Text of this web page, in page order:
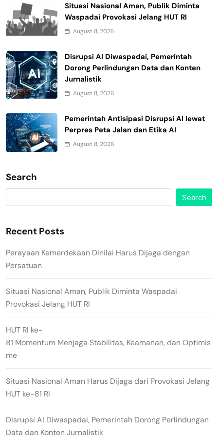
Situasi Nasional Aman, Publik Diminta
Waspadai Provokasi Jelang HUT RI
August 8, 2026
Disrupsi AI Diwaspadai, Pemerintah
Dorong Perlindungan Data dan Konten
Jurnalistik
August 8, 2026
Pemerintah Antisipasi Disrupsi AI lewat
Perpres Peta Jalan dan Etika AI
August 8, 2026
Search
Search
Recent Posts
Perayaan Kemerdekaan Dinilai Harus Dijaga dengan
Persatuan
Situasi Nasional Aman, Publik Diminta Waspadai
Provokasi Jelang HUT RI
HUT RI ke-
81 Momentum Menjaga Stabilitas, Keamanan, dan Optimis
me
Situasi Nasional Aman Harus Dijaga dari Provokasi Jelang
HUT ke-81 RI
Disrupsi AI Diwaspadai, Pemerintah Dorong Perlindungan
Data dan Konten Jurnalistik